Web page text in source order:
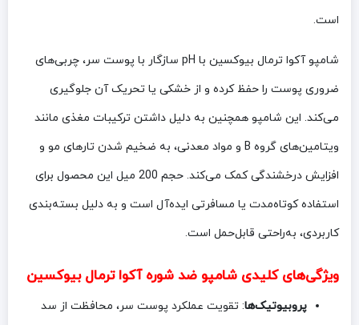
است.
شامپو آکوا ترمال بیوکسین با pH سازگار با پوست سر، چربی‌های
ضروری پوست را حفظ کرده و از خشکی یا تحریک آن جلوگیری
می‌کند. این شامپو همچنین به دلیل داشتن ترکیبات مغذی مانند
ویتامین‌های گروه B و مواد معدنی، به ضخیم شدن تارهای مو و
افزایش درخشندگی کمک می‌کند. حجم 200 میل این محصول برای
استفاده کوتاه‌مدت یا مسافرتی ایده‌آل است و به دلیل بسته‌بندی
کاربردی، به‌راحتی قابل‌حمل است.
ویژگی‌های کلیدی شامپو ضد شوره آکوا ترمال بیوکسین
پروبیوتیک‌ها: تقویت عملکرد پوست سر، محافظت از سد